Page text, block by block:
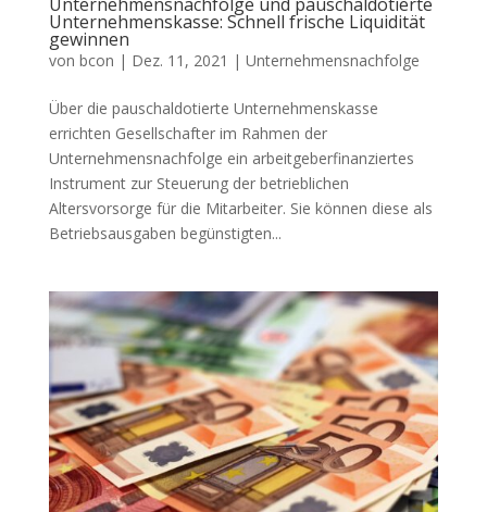
Unternehmenskasse: Schnell frische Liquidität
gewinnen
von bcon | Dez. 11, 2021 | Unternehmensnachfolge
Über die pauschaldotierte Unternehmenskasse
errichten Gesellschafter im Rahmen der
Unternehmensnachfolge ein arbeitgeberfinanziertes
Instrument zur Steuerung der betrieblichen
Altersvorsorge für die Mitarbeiter. Sie können diese als
Betriebsausgaben begünstigten...